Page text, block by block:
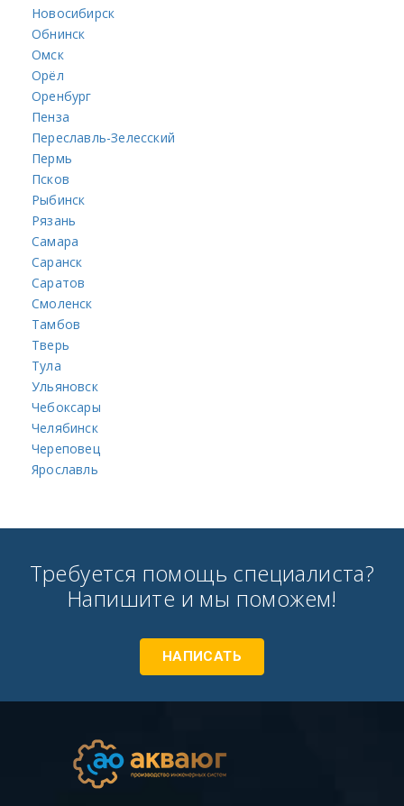
Новосибирск
Обнинск
Омск
Орёл
Оренбург
Пенза
Переславль-Зелесский
Пермь
Псков
Рыбинск
Рязань
Самара
Саранск
Саратов
Смоленск
Тамбов
Тверь
Тула
Ульяновск
Чебоксары
Челябинск
Череповец
Ярославль
Требуется помощь специалиста?
Напишите и мы поможем!
НАПИСАТЬ